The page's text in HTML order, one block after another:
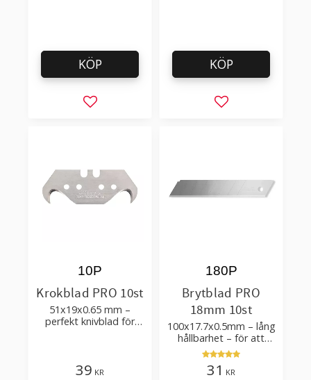
Lägg till i favoriter
KÖP
Lägg till i
KÖP
Krokblad PRO 10st
51x19x0.65 mm –
perfekt knivblad för
10P
39 KR
Brytblad PRO
18mm 10st
100x17.7x0.5mm – lång
hållbarhet – för att
skära kartong, tapet
och golvmaterial
180P
31 KR